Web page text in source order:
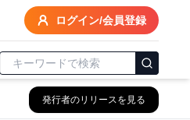
ログイン/会員登録
発行者のリリースを見る